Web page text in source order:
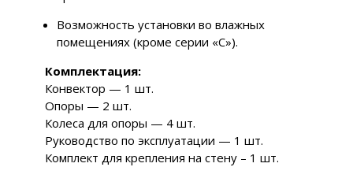
Возможность установки во влажных
помещениях (кроме серии «С»).
Комплектация:
Конвектор — 1 шт.
Опоры — 2 шт.
Колеса для опоры — 4 шт.
Руководство по эксплуатации — 1 шт.
Комплект для крепления на стену – 1 шт.